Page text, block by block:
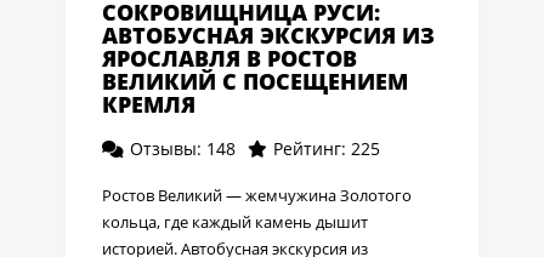
СОКРОВИЩНИЦА РУСИ:
АВТОБУСНАЯ ЭКСКУРСИЯ ИЗ
ЯРОСЛАВЛЯ В РОСТОВ
ВЕЛИКИЙ С ПОСЕЩЕНИЕМ
КРЕМЛЯ
Отзывы: 148 Рейтинг: 225
Ростов Великий — жемчужина Золотого
кольца, где каждый камень дышит
историей. Автобусная экскурсия из